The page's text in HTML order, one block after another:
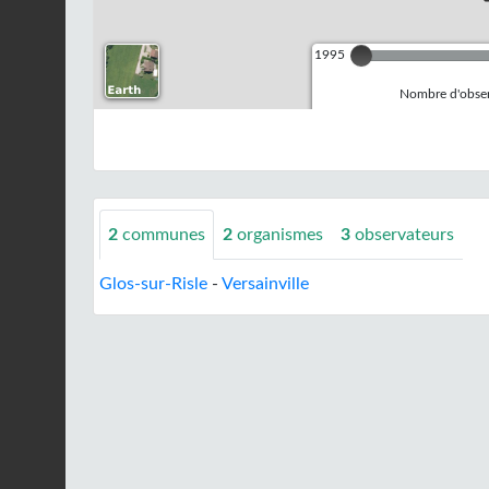
1995
Nombre
2 communes 2 organismes 3 observateurs
Glos-sur-Risle - Versainville